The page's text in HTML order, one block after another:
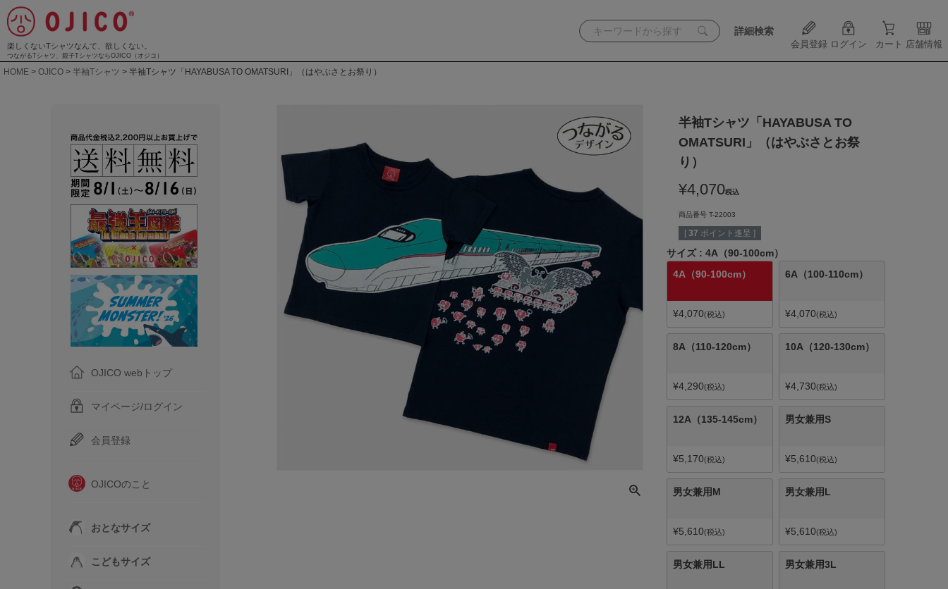
楽しくないTシャツなんて、欲しくない。
つながるTシャツ、親子TシャツならOJICO（オジコ）
詳細検索
会員登録 ログイン カート 店舗情報
HOME OJICO 半袖Tシャツ 半袖Tシャツ「HAYABUSA TO OMATSURI」（はやぶさとお祭り）
OJICO webトップ
マイページ/ログイン
会員登録
OJICOのこと
おとなサイズ
こどもサイズ
半袖Tシャツ「HAYABUSA TO
OMATSURI」（はやぶさとお祭
り）
¥4,070税込
商品番号 T-22003
[ 37 ポイント進呈 ]
サイズ
4A（90-100cm）
4A（90-100cm）
¥4,070 税込
6A（100-110cm）
¥4,070 税込
8A（110-120cm）
¥4,290 税込
10A（120-130cm）
¥4,730 税込
12A（135-145cm）
¥5,170 税込
男女兼用S
¥5,610 税込
男女兼用M
¥5,610 税込
男女兼用L
¥5,610 税込
男女兼用LL 男女兼用3L